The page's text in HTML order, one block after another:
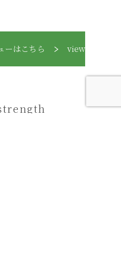
ーはこちら view